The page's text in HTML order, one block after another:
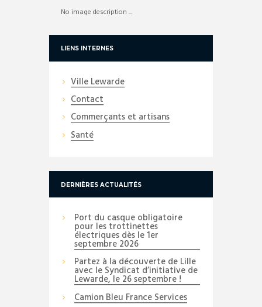
No image description ...
LIENS INTERNES
Ville Lewarde
Contact
Commerçants et artisans
Santé
DERNIÈRES ACTUALITÉS
Port du casque obligatoire
pour les trottinettes
électriques dès le 1er
septembre 2026
Partez à la découverte de Lille
avec le Syndicat d’initiative de
Lewarde, le 26 septembre !
Camion Bleu France Services